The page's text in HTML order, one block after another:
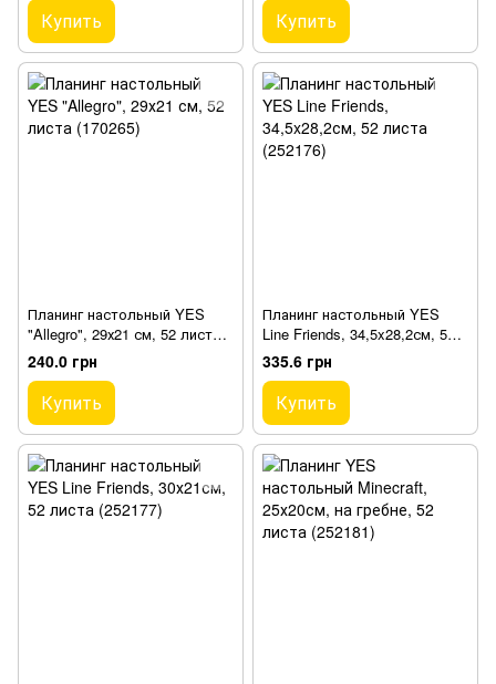
Купить Купить
Планинг настольный YES
"Allegro", 29х21 см, 52 листа
(170265)
240.0 грн
Купить
Планинг настольный YES
Line Friends, 34,5x28,2см, 52
листа (252176)
335.6 грн
Купить